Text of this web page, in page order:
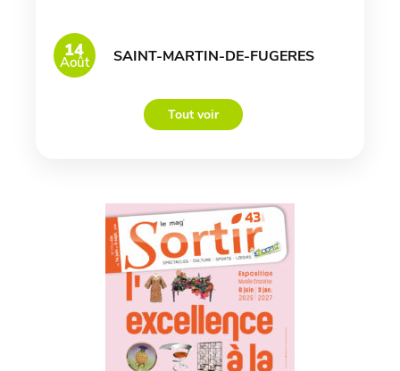
14
Août SAINT-MARTIN-DE-FUGERES
Tout voir